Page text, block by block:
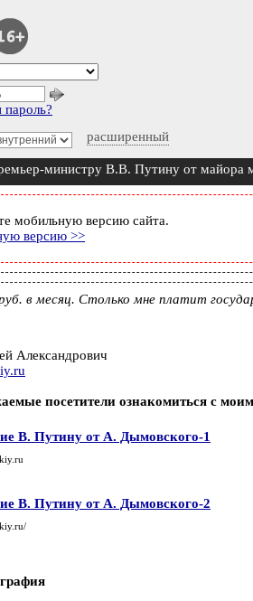
расширенный
пароль?
министру В.В. Путину от майора
мобильную версию сайта.
версию >>
в месяц. Столько мне платит
Александрович
посетители ознакомиться с
В. Путину от А. Дымовского-1
В. Путину от А. Дымовского-2